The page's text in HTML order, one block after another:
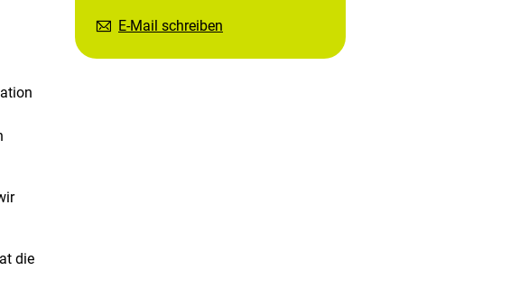
die
E-Mail schreiben